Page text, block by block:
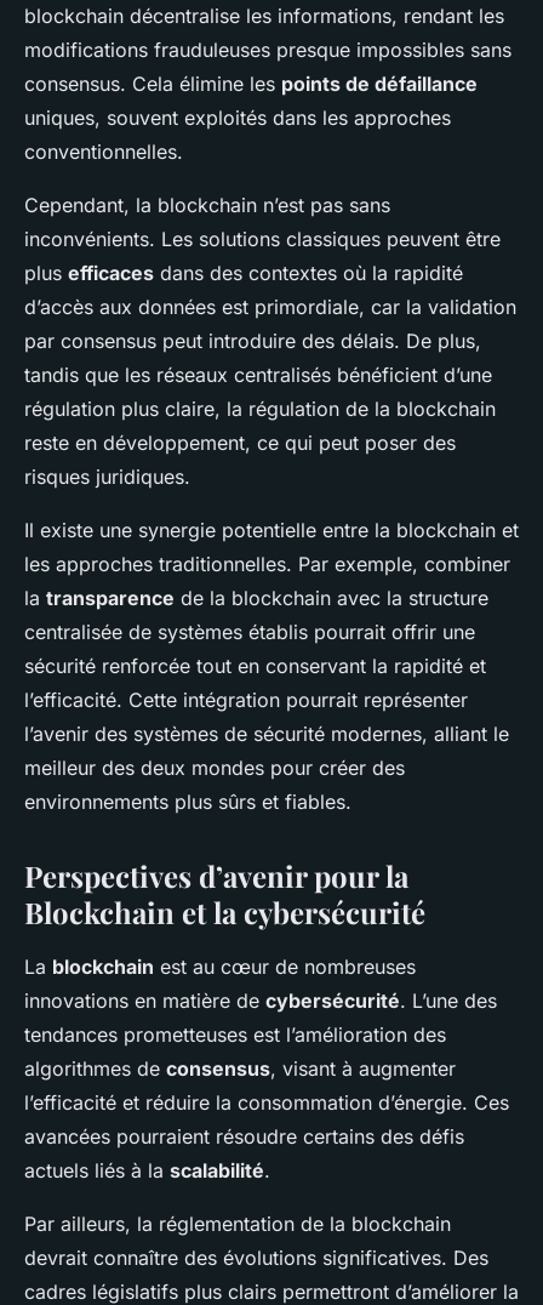
blockchain décentralise les informations, rendant les
modifications frauduleuses presque impossibles sans
consensus. Cela élimine les points de défaillance
uniques, souvent exploités dans les approches
conventionnelles.
Cependant, la blockchain n’est pas sans
inconvénients. Les solutions classiques peuvent être
plus efficaces dans des contextes où la rapidité
d’accès aux données est primordiale, car la validation
par consensus peut introduire des délais. De plus,
tandis que les réseaux centralisés bénéficient d’une
régulation plus claire, la régulation de la blockchain
reste en développement, ce qui peut poser des
risques juridiques.
Il existe une synergie potentielle entre la blockchain et
les approches traditionnelles. Par exemple, combiner
la transparence de la blockchain avec la structure
centralisée de systèmes établis pourrait offrir une
sécurité renforcée tout en conservant la rapidité et
l’efficacité. Cette intégration pourrait représenter
l’avenir des systèmes de sécurité modernes, alliant le
meilleur des deux mondes pour créer des
environnements plus sûrs et fiables.
Perspectives d’avenir pour la
Blockchain et la cybersécurité
La blockchain est au cœur de nombreuses
innovations en matière de cybersécurité. L’une des
tendances prometteuses est l’amélioration des
algorithmes de consensus, visant à augmenter
l’efficacité et réduire la consommation d’énergie. Ces
avancées pourraient résoudre certains des défis
actuels liés à la scalabilité.
Par ailleurs, la réglementation de la blockchain
devrait connaître des évolutions significatives. Des
cadres législatifs plus clairs permettront d’améliorer la